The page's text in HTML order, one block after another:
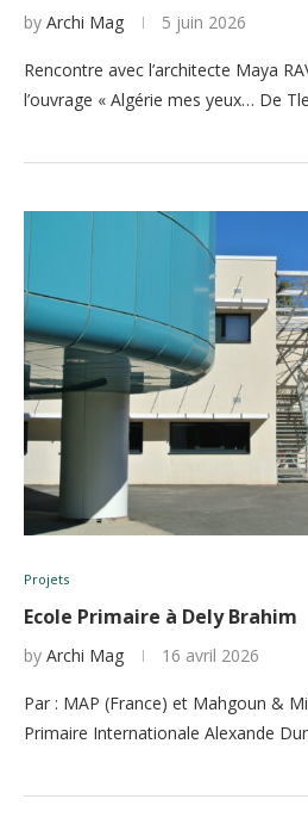
by Archi Mag 5 juin 2026
Rencontre avec l’architecte Maya
l’ouvrage « Algérie mes yeux… De
Projets
Ecole Primaire à Dely Brahim
by Archi Mag 16 avril 2026
Par : MAP (France) et Mahgoun &
Primaire Internationale Alexande